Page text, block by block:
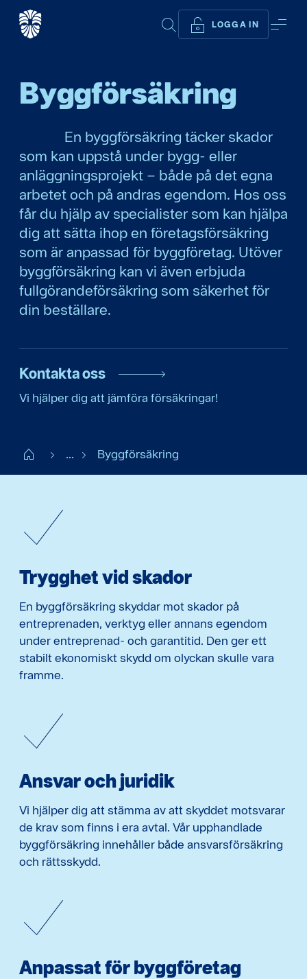
SÖK LOGGA IN
Byggförsäkring
En byggförsäkring täcker skador
som kan uppstå under bygg- eller
anläggningsprojekt – både på det egna
arbetet och på andras egendom. Hos oss
får du hjälp av specialister som kan hjälpa
dig att sätta ihop en företagsförsäkring
som är anpassad för byggföretag. Utöver
byggförsäkring kan vi även erbjuda
fullgörandeförsäkring som säkerhet för
din beställare.
Kontakta oss
Vi hjälper dig att jämföra försäkringar!
Start ... Byggförsäkring
Trygghet vid skador
En byggförsäkring skyddar mot skador på
entreprenaden, verktyg eller annans egendom
under entreprenad- och garantitid. Den ger ett
stabilt ekonomiskt skydd om olyckan skulle vara
framme.
Ansvar och juridik
Vi hjälper dig att stämma av att skyddet motsvarar
de krav som finns i era avtal. Vår upphandlade
byggförsäkring innehåller både ansvarsförsäkring
och rättsskydd.
Anpassat för byggföretag